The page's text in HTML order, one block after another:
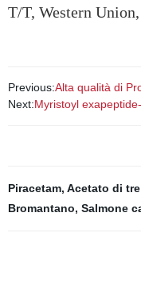
T/T, Western
Previous:Alta qualità di
Next:Myristoyl
Piracetam, Acetato di
Bromantano, Salmone